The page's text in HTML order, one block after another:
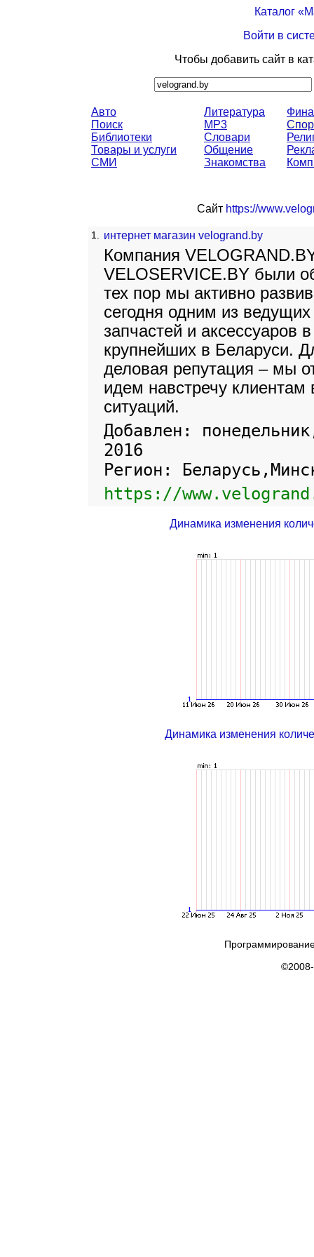
Каталог
Войти в
Чтобы добавить сайт в
Авто
Поиск
Библиотеки
Товары и услуги
СМИ
Литература
MP3
Словари
Общение
Знакомства
Сайт https://
1. интернет магазин velogrand.by
Компания
VELOSERVICE.BY были
тех пор мы активно
сегодня одним из
запчастей и аксессуаров
крупнейших в Беларуси.
деловая репутация – мы
идем навстречу
ситуаций.
Добавлен:
2016
Регион:
https://
Динамика изменения
Динамика изменения